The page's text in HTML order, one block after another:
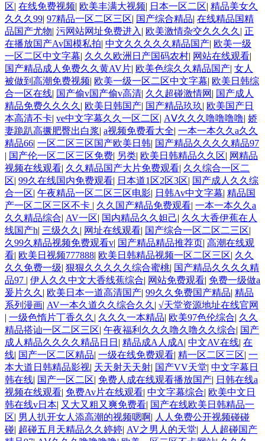
区| 在线免费视频| 欧美丰满大视频| 日本一区二区| 精品美女久
久久久99| 97精品一区二区三区| 国产综合精品| 在线精品国精
品国产尤物| 污网站网址免费进入 | 欧美激情杂交久久久久 | 正
在播放国产Av国模私拍| 中文久久久久久精品国产| 欧美一级
一区二区中文字幕| 久久久欧洲日产国码农村| 网站在线观看|
国产精品成人免费久久黄AV片| 欧美色综久久精品国产| 女人
被做到高潮免费视频| 欧美一级一区二区中文字幕| 欧美日韩综
合一区在线| 国产偷v国产偷v高清| 久久超碰激情网 | 国产成人
精品免费久久久久 | 欧美日韩国产| 国产精品玖玖 | 欧美国产日
本高清不卡| ve中文字幕久久一区二区| AⅤ久久久噜噜噜噜| 娇
妻跪趴高撅肥臀出白浆| a视频免费看大全| 一本一本久久a久久
精品66| 一区二区三区国产欧美日韩| 国产精品久久久久精品97
| 国产伦一区二区三区免费| 另类| 欧美日韩精品久久区| 网精品
视频在线观看| 久久精品国产大片免费观看| 久久综合一区二
区| 99久在线国内免费观看| 日本道1区2区3区| 国产成人久久综
合一区| 午夜精品一区二区三区电影| 日韩Av中文字幕| 精品国
产一区二区三区不卡 | 久久国产精品免费观看| 一本一本久久a
久久精品综合| AV一区| 国内精品久久妲己| 久久大香伊蕉在人
线国产h| 三级久久 | 网址在线观看| 国产综合一区二区二三区|
久99久精品视频免费观看v| 国产精品精品推荐页| 高潮在线观
看| 欧美日视频777888| 欧美日韩精品视频一区二区三区| 久久
久久免费一级| 狠狠久久久久久综合蜜桃| 国产精品久久久久精
品97 | 伊人久久中文大香线蕉综合| 网站免费观看| 免费一级做a
爰片久久 | 欧美日本一道高清国产| 99久久免费国产精品| 精品
系列漫画| AV一本久道久久综合久久 | √天堂资源地址在线官网
| 一级色惰片丁香久久 | 久久久一本精品| 欧美97色伦综合| 久久
精品搭讪一区二区三区| 午夜福利久久久噜久噜久久综合| 国产
成人精品久久久久精品日日 | 精品成A人成A| 中文AV在线| 在
线| 国产一区二区精品| 一级在线免费观看| 精一区二区三区| 一
本大道日韩精品影视| 天天射天天射| 国产VV天堂| 中文字幕日
韩在线| 国产一区二区| 免费人成在线观看播放国产| 日韩在线a
视频在线观看| 免费Av片在线观看| 中文字幕综合| 欧美中文日
韩在线v日本| 又大又粗又爽免费看| 国产在线欧美日韩精品一
区| 男人扒开女人添高潮的视频嗯啊| 人人免费公开视频碰碰
碰| 超碰五月天精品久久婷婷| AV之男人的天堂| 人人超碰国产